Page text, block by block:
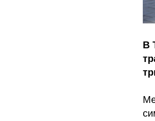
В